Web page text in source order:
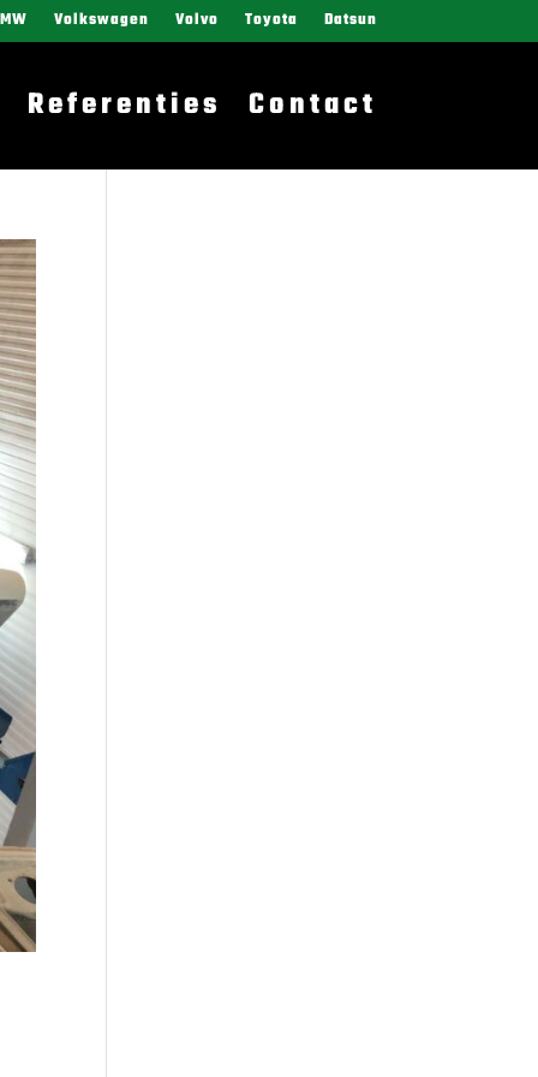
Volkswagen Volvo Toyota Datsun
Referenties Contact